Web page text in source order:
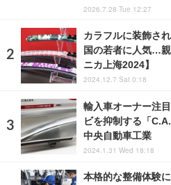
2026.7.28 Tue 12:27
カラフルに装飾さ
国の若者に人気…
ニカ上海2024】
2024.12.7 Sat 0:18
輸入車オーナー注
ビを抑制する「
中央自動車工業
2024.1.31 Wed 18:18
本格的な整備体験